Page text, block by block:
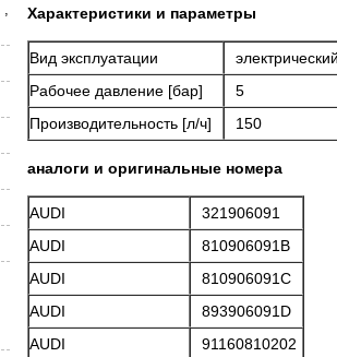
,
Характеристики и параметры
Вид эксплуатации
Рабочее давление [бар]
5
Производительность [л/ч]
150
аналоги и оригинальные номера
AUDI
321906091
AUDI
810906091B
AUDI
810906091C
AUDI
893906091D
AUDI
91160810202